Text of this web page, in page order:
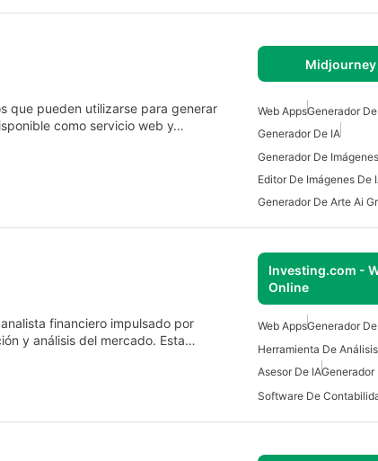
Midjourney
que pueden utilizarse para generar
como servicio web y…
Web AppsGenerador
Generador De IA
Editor De Imágenes De
Generador De Arte Ai
Investing.com -
Online
financiero impulsado por
y análisis del mercado. Esta…
Web AppsGenerador
Herramienta De
Asesor De IAGenerador